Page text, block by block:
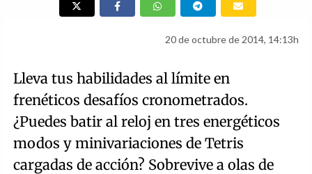
20 de octubre de 2014, 14:13h
Lleva tus habilidades al límite en
frenéticos desafíos cronometrados.
¿Puedes batir al reloj en tres energéticos
modos y minivariaciones de Tetris
cargadas de acción? Sobrevive a olas de